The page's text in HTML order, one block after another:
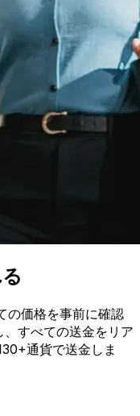
の価格を事前に確認
すべての送金をリア
通貨で送金しま